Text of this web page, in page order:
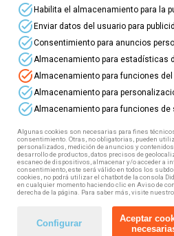
profesionales de diferentes
actividad de la Comunidad
curso y solicita tu plaza!
task_altHabilita el almacenamiento para la
task_altEnviar datos del usuario para
task_altConsentimiento para anuncios
task_alt Almacenamiento para estadísticas
task_alt Almacenamiento para funciones del
task_alt Almacenamiento para
task_alt Almacenamiento para funciones de
Algunas cookies son necesarias para fines
consentimiento. Otras, no obligatorias, pueden
personalizados, medición de anuncios y
desarrollo de productos, datos precisos de
escaneo de dispositivos, almacenar y/o acceder a
consentimiento, este será válido en todos los
cookies, no podrá utilizar el chatbot de la consola
en cualquier momento haciendo clic en Aviso de
derecha de la página. Para saber más, visite
Configurar
Aceptar